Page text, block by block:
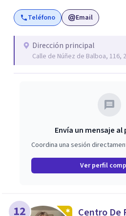
sólida y amplia. En CEC se promueve firmemente la
importancia de integrar teoría y
estudiantes tienen la
en un entorno seguro y apoyado,
crecimiento y desarrollo
capacitados y comprometidos.
Teléfono Email
Dirección principal
Calle de Núñez de Balboa, 116,
Envía un mensaje
Coordina una sesión
Ver perfil
12 Centro De